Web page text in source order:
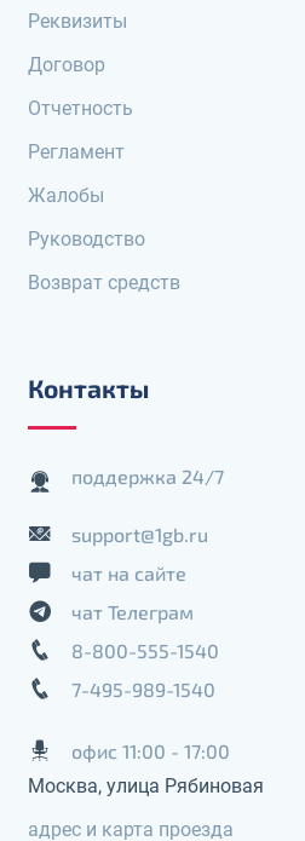
Реквизиты
Договор
Отчетность
Регламент
Жалобы
Руководство
Возврат средств
Контакты
поддержка 24/7
support@1gb.ru
чат на сайте
чат Телеграм
8-800-555-1540
7-495-989-1540
офис 11:00 - 17:00
Москва, улица Рябиновая
адрес и карта проезда